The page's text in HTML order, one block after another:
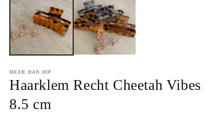
MEER DAN HIP
Haarklem Recht Cheetah Vibes
8.5 cm